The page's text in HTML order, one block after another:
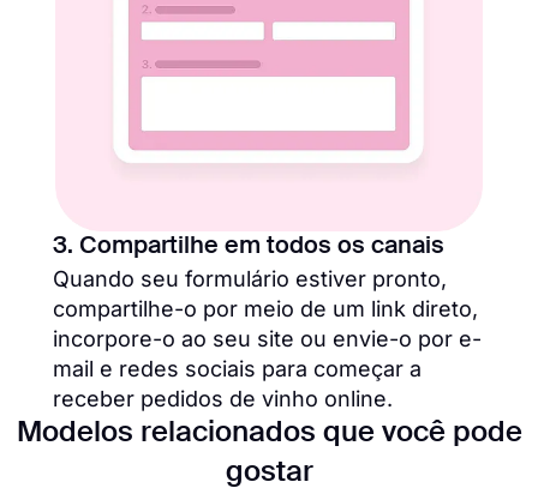
3. Compartilhe em todos os canais
Quando seu formulário estiver pronto,
compartilhe-o por meio de um link direto,
incorpore-o ao seu site ou envie-o por e-
mail e redes sociais para começar a
receber pedidos de vinho online.
Modelos relacionados que você pode
gostar